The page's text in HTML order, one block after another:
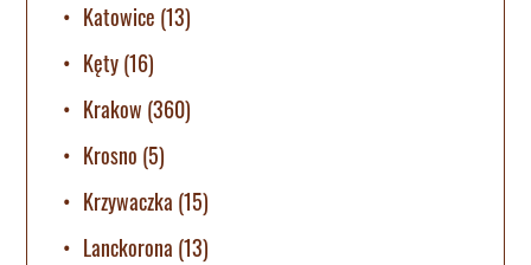
Katowice (13)
Kęty(16)
Krakow (360)
Krosno (5)
Krzywaczka (15)
Lanckorona (13)